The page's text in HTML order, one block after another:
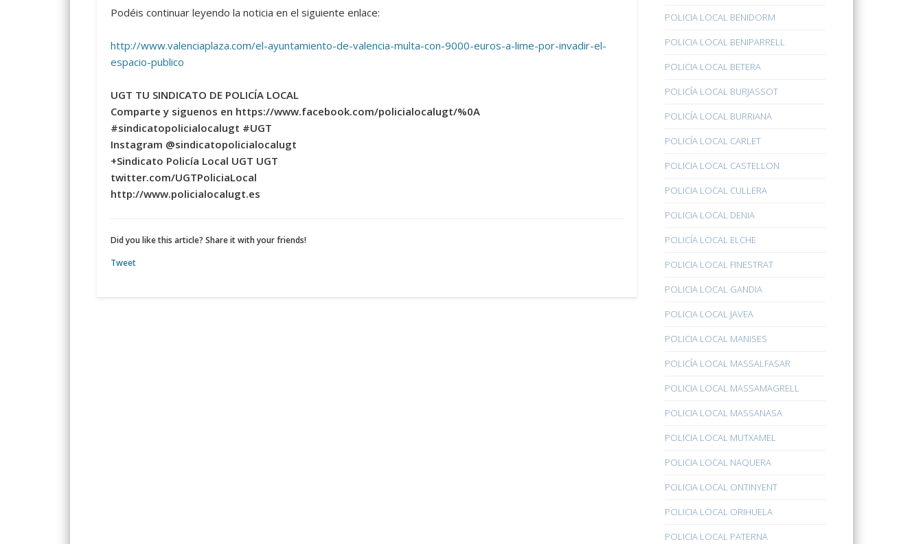
Podéis continuar leyendo la noticia en el siguiente enlace:
http://www.valenciaplaza.com/el-ayuntamiento-de-valencia-multa-con-9000-euros-a-lime-por-invadir-el-
espacio-publico
UGT TU SINDICATO DE POLICÍA LOCAL
Comparte y siguenos en https://www.facebook.com/policialocalugt/%0A
#sindicatopolicialocalugt #UGT
Instagram @sindicatopolicialocalugt
+Sindicato Policía Local UGT UGT
twitter.com/UGTPoliciaLocal
http://www.policialocalugt.es
Did you like this article? Share it with your friends!
Tweet
POLICIA LOCAL BENIDORM
POLICIA LOCAL BENIPARRELL
POLICIA LOCAL BETERA
POLICÍA LOCAL BURJASSOT
POLICÍA LOCAL BURRIANA
POLICÍA LOCAL CARLET
POLICIA LOCAL CASTELLON
POLICIA LOCAL CULLERA
POLICIA LOCAL DENIA
POLICÍA LOCAL ELCHE
POLICIA LOCAL FINESTRAT
POLICIA LOCAL GANDIA
POLICIA LOCAL JAVEA
POLICIA LOCAL MANISES
POLICÍA LOCAL MASSALFASAR
POLICIA LOCAL MASSAMAGRELL
POLICIA LOCAL MASSANASA
POLICIA LOCAL MUTXAMEL
POLICIA LOCAL NAQUERA
POLICIA LOCAL ONTINYENT
POLICIA LOCAL ORIHUELA
POLICIA LOCAL PATERNA